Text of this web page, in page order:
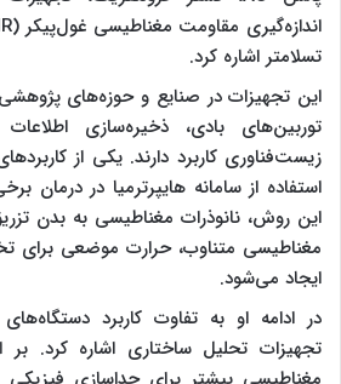
تسلامتر اشاره کرد.
این تجهیزات در صنایع و حوزه‌های
توربین‌های بادی، ذخیره‌سازی
زیست‌فناوری کاربرد دارند. یکی از
استفاده از سامانه هایپرترمیا در درمان
این روش، نانوذرات مغناطیسی به بدن
مغناطیسی متناوب، حرارت موضعی برای
ایجاد می‌شود.
در ادامه او به تفاوت کاربرد
تجهیزات تحلیل ساختاری اشاره کرد.